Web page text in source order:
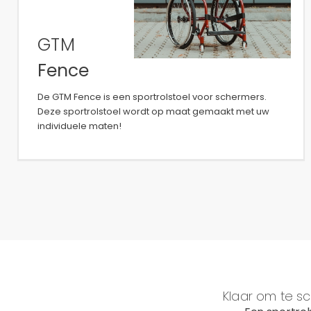
GTM
Fence
De GTM Fence is een sportrolstoel voor schermers.
Deze sportrolstoel wordt op maat gemaakt met uw
individuele maten!
Klaar om te